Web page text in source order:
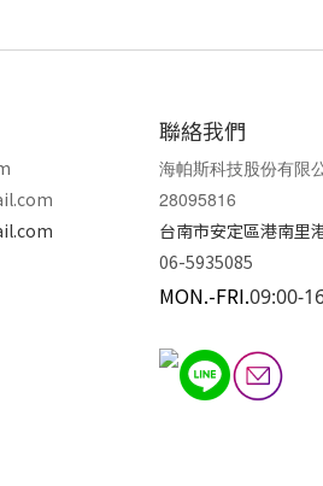
聯絡我們
海帕斯科技股份有限
28095816
台南市安定區港南里
06-5935085
MON.-FRI.09:00-